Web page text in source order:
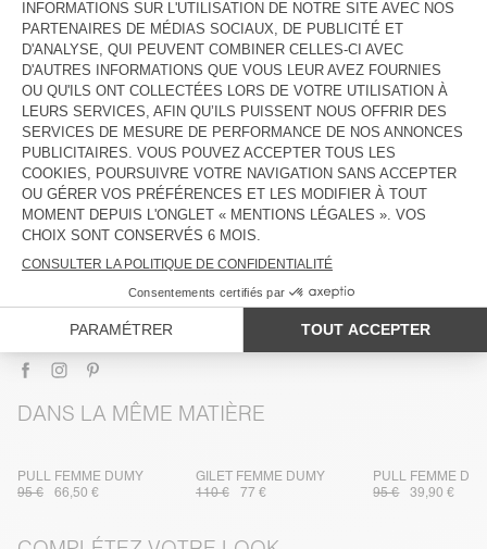
DESCRIPTION
TAILLE ET COUPE
COMPOSITION
LIVRAISON ET RETOURS
DANS LA MÊME MATIÈRE
PULL FEMME DUMY
95 €
66,50 €
GILET FEMME DUMY
110 €
77 €
PULL FEMME
95 €
39,90 €